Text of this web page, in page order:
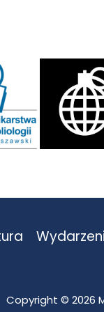
Copyright © 2026